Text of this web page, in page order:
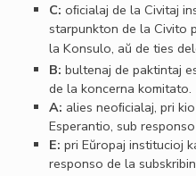
C: oﬁcialaj de la Civitaj
starpunkton de la Civito
la Konsulo, aŭ de ties
B: bultenaj de paktintaj
de la koncerna komitato.
A: alies neoﬁcialaj, pri
Esperantio, sub
E: pri Eŭropaj institucioj
responso de la